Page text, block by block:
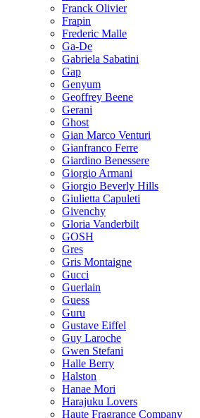
Franck Olivier
Frapin
Frederic Malle
Ga-De
Gabriela Sabatini
Gap
Genyum
Geoffrey Beene
Gerani
Ghost
Gian Marco Venturi
Gianfranco Ferre
Giardino Benessere
Giorgio Armani
Giorgio Beverly Hills
Giulietta Capuleti
Givenchy
Gloria Vanderbilt
GOSH
Gres
Gris Montaigne
Gucci
Guerlain
Guess
Guru
Gustave Eiffel
Guy Laroche
Gwen Stefani
Halle Berry
Halston
Hanae Mori
Harajuku Lovers
Haute Fragrance Company